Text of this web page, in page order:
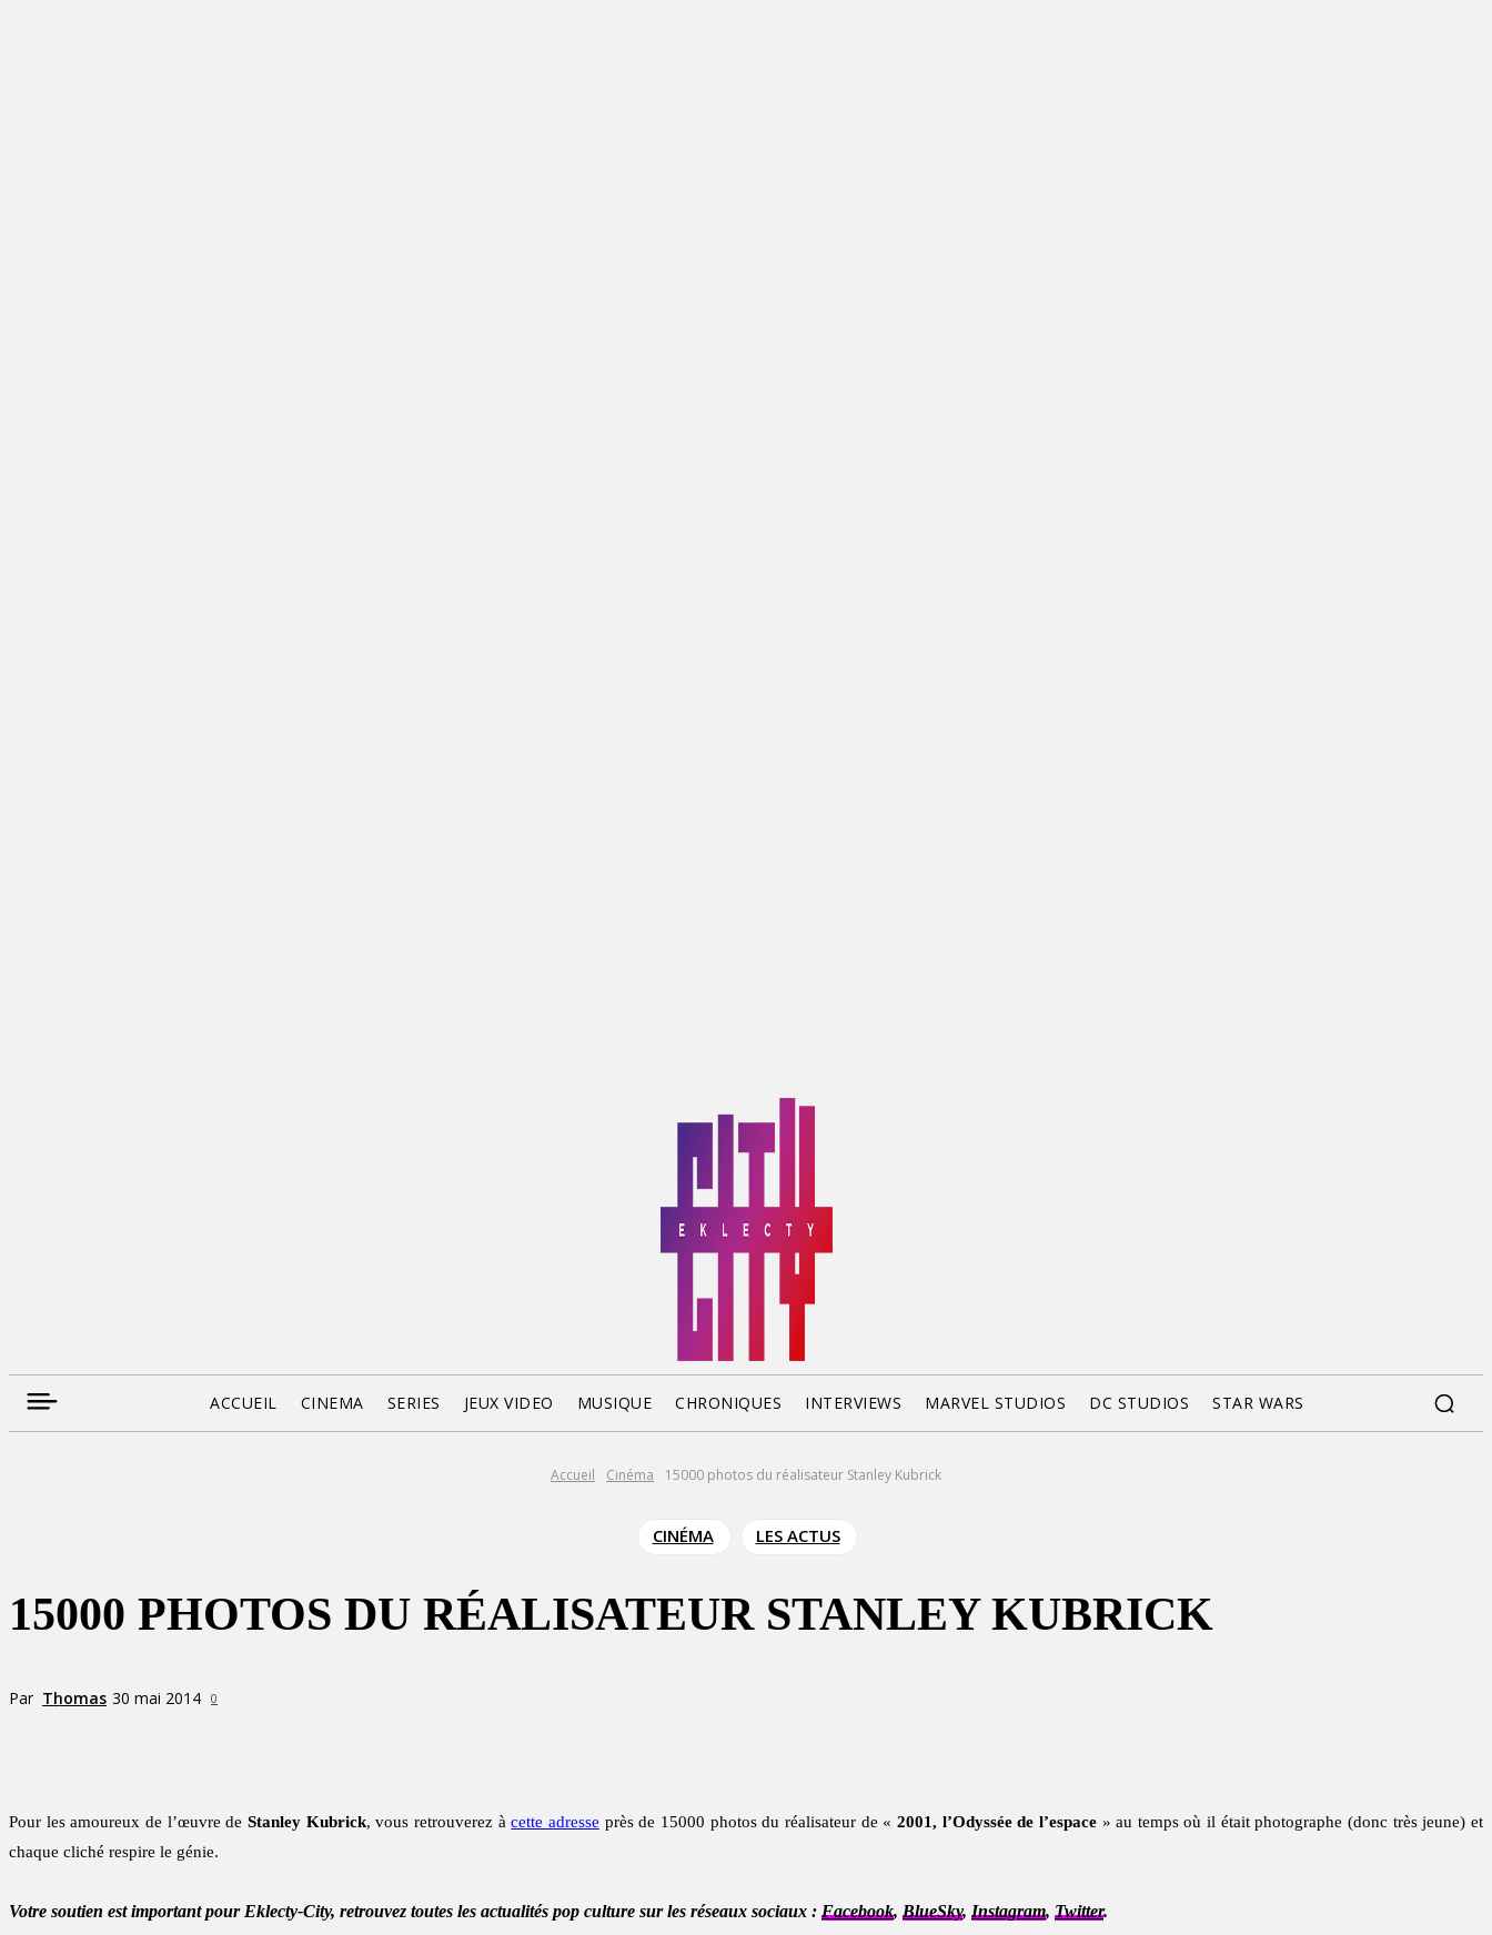
ACCUEIL CINEMA SERIES JEUX VIDEO MUSIQUE CHRONIQUES INTERVIEWS MARVEL STUDIOS DC STUDIOS STAR WARS
Accueil Cinéma 15000 photos du réalisateur Stanley Kubrick
CINÉMA LES ACTUS
15000 PHOTOS DU RÉALISATEUR STANLEY KUBRICK
Par Thomas 30 mai 2014 0
Pour les amoureux de l’œuvre de Stanley Kubrick, vous retrouverez àcette adresse près de 15000 photos du réalisateur de « 2001, l’Odyssée de l’espace» au temps où il était photographe (donc très jeune) et
chaque cliché respire le génie.
Votre soutien est important pour Eklecty-City, retrouvez toutes les actualités pop culture sur les réseaux sociaux : Facebook, BlueSky, Instagram, Twitter.